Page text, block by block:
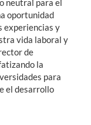
oportunidad
experiencias y
vida laboral y
de
la
para
el desarrollo